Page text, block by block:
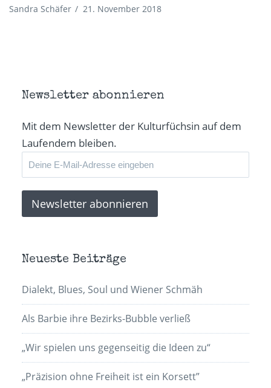
Sandra Schäfer / 21. November 2018
Newsletter abonnieren
Mit dem Newsletter der Kulturfüchsin auf dem
Laufendem bleiben.
Neueste Beiträge
Dialekt, Blues, Soul und Wiener Schmäh
Als Barbie ihre Bezirks-Bubble verließ
„Wir spielen uns gegenseitig die Ideen zu“
„Präzision ohne Freiheit ist ein Korsett”